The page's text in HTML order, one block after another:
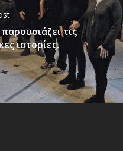
τις
ιστορίες.